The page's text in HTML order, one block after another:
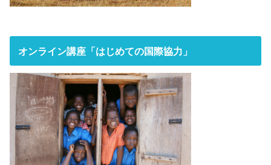
オンライン講座「はじめての国際協力」